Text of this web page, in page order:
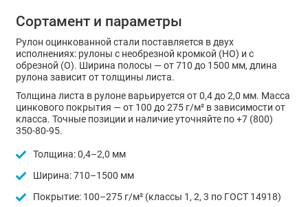
Сортамент и параметры
Рулон оцинкованной стали поставляется в двух
исполнениях: рулоны с необрезной кромкой (НО) и с
обрезной (О). Ширина полосы — от 710 до 1500 мм, длина
рулона зависит от толщины листа.
Толщина листа в рулоне варьируется от 0,4 до 2,0 мм. Масса
цинкового покрытия — от 100 до 275 г/м² в зависимости от
класса. Точные позиции и наличие уточняйте по +7 (800)
350-80-95.
Толщина: 0,4–2,0 мм
Ширина: 710–1500 мм
Покрытие: 100–275 г/м² (классы 1, 2, 3 по ГОСТ 14918)